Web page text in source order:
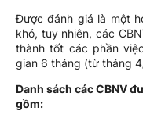
Được đánh giá là một
khó, tuy nhiên, các
thành tốt các phần
gian 6 tháng (từ tháng
Danh sách các CBNV
gồm: